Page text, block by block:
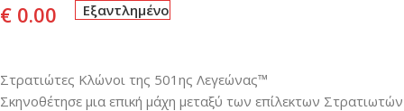
€ 0.00 Εξαντλημένο
Στρατιώτες Κλώνοι της 501ης Λεγεώνας™
Σκηνοθέτησε μια επική μάχη μεταξύ των επίλεκτων Στρατιωτών